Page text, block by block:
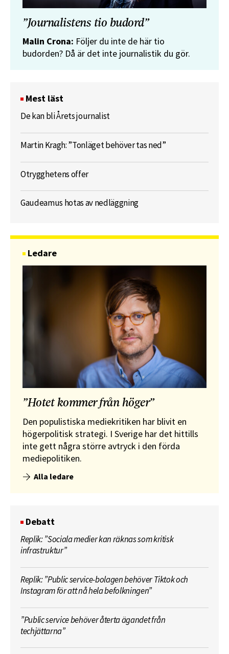
”Journalistens tio budord”
Malin Crona: Följer du inte de här tio
budorden? Då är det inte journalistik du gör.
Mest läst
De kan bli Årets journalist
Martin Kragh: ”Tonläget behöver tas ned”
Otrygghetens offer
Gaudeamus hotas av nedläggning
Ledare
”Hotet kommer från höger”
Den populistiska mediekritiken har blivit en
högerpolitisk strategi. I Sverige har det hittills
inte gett några större avtryck i den förda
mediepolitiken.
Alla ledare
Debatt
Replik: ”Sociala medier kan räknas som kritisk
infrastruktur”
Replik: ”Public service-bolagen behöver Tiktok och
Instagram för att nå hela befolkningen”
”Public service behöver återta ägandet från
techjättarna”